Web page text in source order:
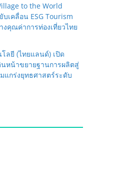
to the World
เคลื่อน ESG Tourism
คุณค่าการท่องเที่ยวไทย
ลยี (ไทยแลนด์) เปิด
หน้าขยายฐานการผลิตสู่
มแกร่งยุทธศาสตร์ระดับ